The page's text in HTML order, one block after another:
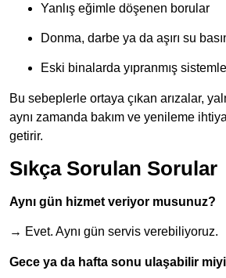
Yanlış eğimle döşenen borular
Donma, darbe ya da aşırı su
Eski binalarda yıpranmış
Bu sebeplerle ortaya çıkan arızalar,
aynı zamanda bakım ve yenileme
getirir.
Sıkça Sorulan Sorular
Aynı gün hizmet veriyor musunuz?
→ Evet. Aynı gün servis verebiliyoruz.
Gece ya da hafta sonu ulaşabilir